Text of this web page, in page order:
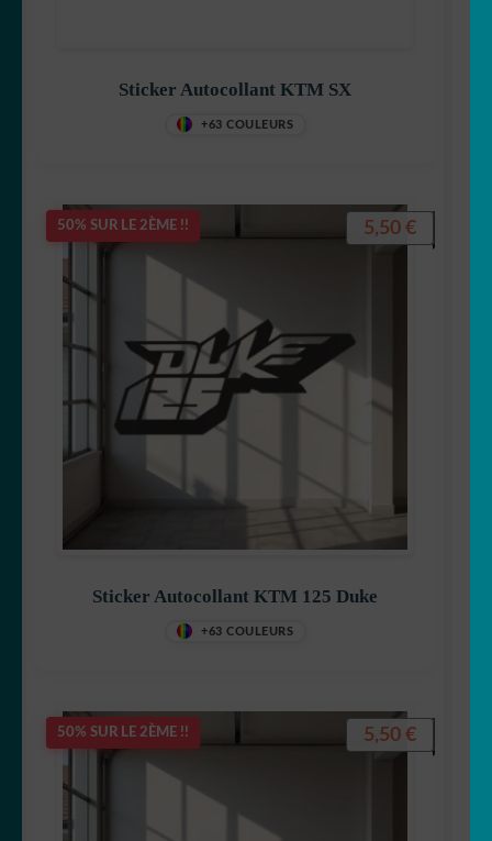
Sticker Autocollant KTM SX
+63 COULEURS
50% SUR LE 2ÈME !!
Sticker Autocollant KTM 125 Duke
+63 COULEURS
5,50 €
50% SUR LE 2ÈME !! 5,50 €